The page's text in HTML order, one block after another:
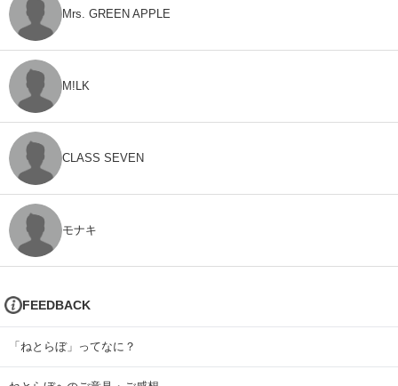
Mrs. GREEN APPLE
M!LK
CLASS SEVEN
モナキ
FEEDBACK
「ねとらぼ」ってなに？